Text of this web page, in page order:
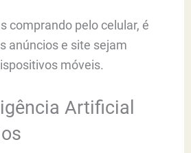
comprando pelo celular, é
anúncios e site sejam
móveis.
Artificial